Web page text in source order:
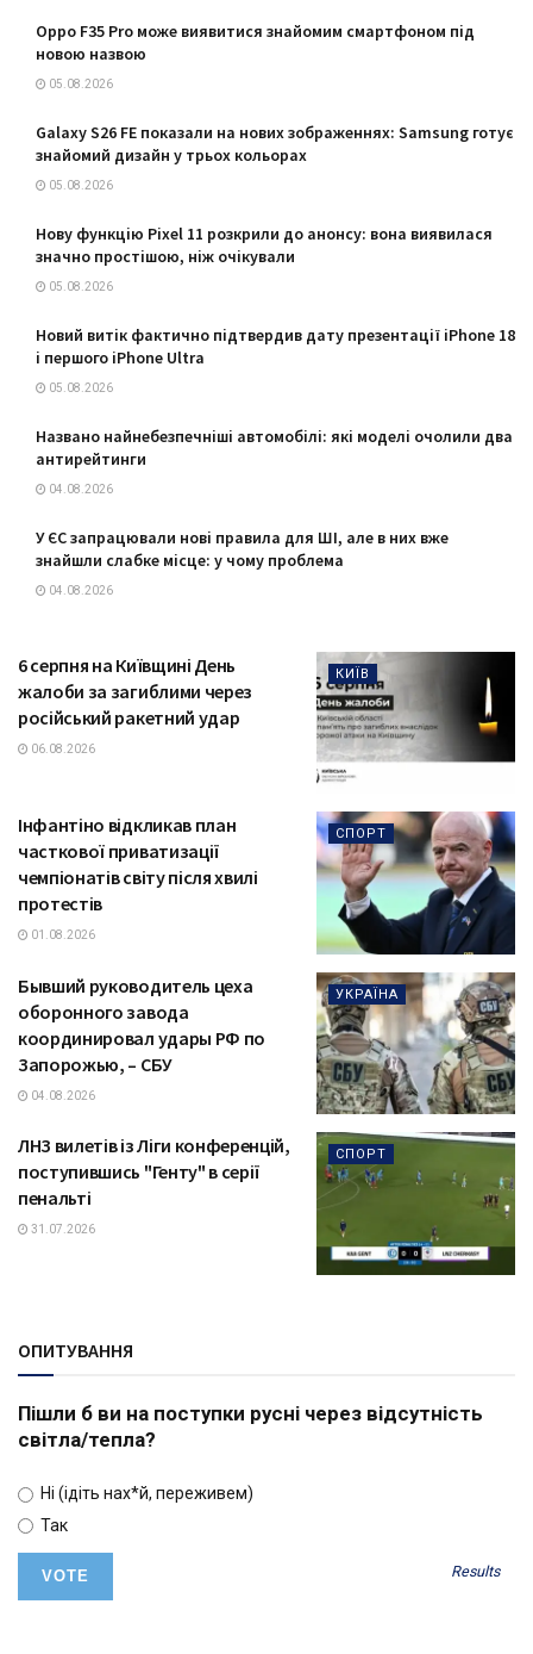
Oppo F35 Pro може виявитися знайомим смартфоном під
новою назвою
05.08.2026
Galaxy S26 FE показали на нових зображеннях: Samsung готує
знайомий дизайн у трьох кольорах
05.08.2026
Нову функцію Pixel 11 розкрили до анонсу: вона виявилася
значно простішою, ніж очікували
05.08.2026
Новий витік фактично підтвердив дату презентації iPhone 18
і першого iPhone Ultra
05.08.2026
Названо найнебезпечніші автомобілі: які моделі очолили два
антирейтинги
04.08.2026
У ЄС запрацювали нові правила для ШІ, але в них вже
знайшли слабке місце: у чому проблема
04.08.2026
КИЇВ
6 серпня на Київщині День
жалоби за загиблими через
російський ракетний удар
06.08.2026
СПОРТ
Інфантіно відкликав план
часткової приватизації
чемпіонатів світу після хвилі
протестів
01.08.2026
УКРАЇНА
Бывший руководитель цеха
оборонного завода
координировал удары РФ по
Запорожью, – СБУ
04.08.2026
СПОРТ
ЛНЗ вилетів із Ліги конференцій,
поступившись "Генту" в серії
пенальті
31.07.2026
ОПИТУВАННЯ
Пішли б ви на поступки русні через відсутність
світла/тепла?
Ні (ідіть нах*й, переживем)
Так
Results